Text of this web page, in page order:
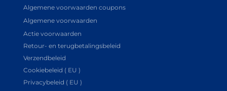
Algemene voorwaarden coupons
Algemene voorwaarden
Actie voorwaarden
Retour- en terugbetalingsbeleid
Verzendbeleid
Cookiebeleid ( EU )
Privacybeleid ( EU )